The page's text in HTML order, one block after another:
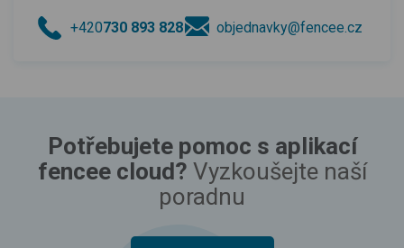
+420730 893 828 objednavky@fencee.cz
Potřebujete pomoc s aplikací
fencee cloud? Vyzkoušejte naší
poradnu